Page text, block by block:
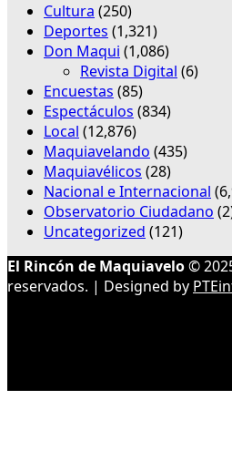
Cultura (250)
Deportes (1,321)
Don Maqui (1,086)
Revista Digital (6)
Encuestas (85)
Espectáculos (834)
Local (12,876)
Maquiavelando (435)
Maquiavélicos (28)
Nacional e Internacional
Observatorio Ciudadano
Uncategorized (121)
El Rincón de Maquiavelo©
reservados. | Designed by